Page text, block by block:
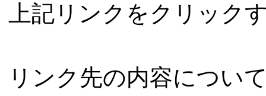
上記リンクをクリック
リンク先の内容につい